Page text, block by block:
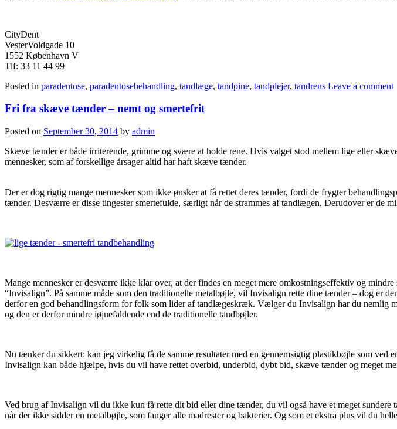
CityDent
VesterVoldgade 10
1552 København V
Tlf: 33 11 44 99
Posted in paradentose, paradentosebehandling, tandlæge, tandpine, tandplejer, tandrens Leave a comment
Fri fra skæve tænder – nemt og smertefrit
Posted on September 30, 2014 by admin
Skæve tænder er både irriterende, grimme og svære at holde rene. Hvis valget stod mellem lige eller
mennesker, som af forskellige årsager altid har haft skæve tænder.
Der er dog rigtig mange mennesker som ikke ønsker at få rettet deres tænder, fordi de frygter
tænder. Desværre er disse tingester smertefulde, særligt når de strammes af tandlægen. Derudover er
Mange mennesker er desværre ikke klar over, at der findes en meget mere omkostningseffektiv og
“Invisalign”. På samme måde som den traditionelle metalbøjle, vil Invisalign rette dine tænder – dog er
derfor en god behandlingsform for folk som lider af tandlægeskræk. Vælger du Invisalign har du nemlig
og den er derfor mindre iøjnefaldende end de traditionelle tandbøjler.
Nu tænker du sikkert: kan jeg virkelig få de samme resultater med en gennemsigtig plastikbøjle som ved
Invisalign kan både hjælpe, hvis du vil have rettet overbid, underbid, dybt bid, skæve tænder og meget
Ved brug af Invisalign vil du ikke kun få rette dit bid eller dine tænder, du vil også have et meget
når der ikke sidder en metalbøjle, som fanger alle madrester og bakterier. Og som et ekstra plus vil du